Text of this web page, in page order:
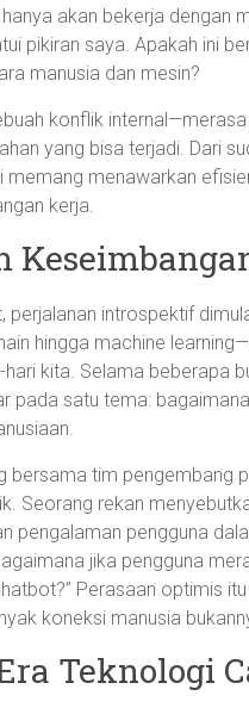
akan bekerja dengan
pikiran saya. Apakah ini
manusia dan mesin?
konflik
yang bisa terjadi. Dari
menawarkan
kerja.
perjalanan introspektif
hingga machine
kita. Selama beberapa
pada satu tema:
bersama tim pengembang
Seorang rekan
pengalaman pengguna
jika pengguna
Perasaan optimis
koneksi manusia
Teknologi